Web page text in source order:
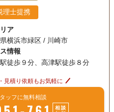
はなんとかできたけど、土地
ず困っている・・・。 この
く対応いたしますので、気軽
お問い合わ
。
談可 事務所面談可
理士提携
ア
横浜市緑区 / 川崎市
情報
徒歩９分、高津駅徒歩８分
見積り依頼もお気軽に
ッフに無料相談
相談